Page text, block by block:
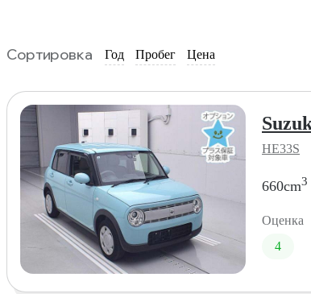
Сортировка Год Пробег Цена
HE33S
660cm3
Оценка
4